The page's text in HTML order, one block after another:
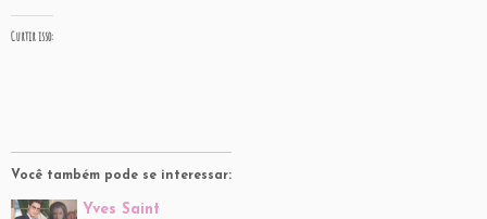
Curtir isso:
Você também pode se interessar:
Yves Saint